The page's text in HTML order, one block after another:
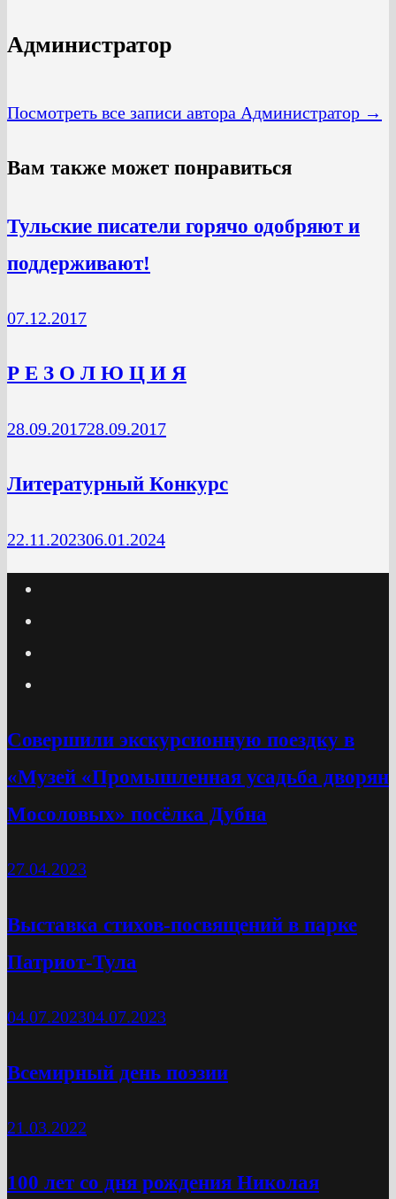
Администратор
Посмотреть все записи автора Администратор →
Вам также может понравиться
Тульские писатели горячо одобряют и
поддерживают!
07.12.2017
Р Е З О Л Ю Ц И Я
28.09.201728.09.2017
Литературный Конкурс
22.11.202306.01.2024
Cовершили экскурсионную поездку в
«Музей «Промышленная усадьба дворян
Мосоловых» посёлка Дубна
27.04.2023
Выставка стихов-посвящений в парке
Патриот-Тула
04.07.202304.07.2023
Всемирный день поэзии
21.03.2022
100 лет со дня рождения Николая